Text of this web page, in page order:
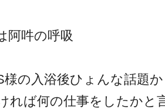
阿吽の呼吸
様の入浴後ひょんな話題
れば何の仕事をしたかと